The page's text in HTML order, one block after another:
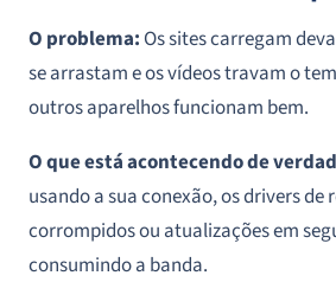
O problema: Os sites carregam
se arrastam e os vídeos travam o
outros aparelhos funcionam bem.
O que está acontecendo de
usando a sua conexão, os drivers de
corrompidos ou atualizações em
consumindo a banda.